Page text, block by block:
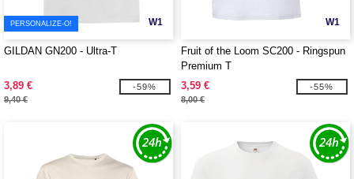
W1
PERSONALIZE-O!
GILDAN GN200 - Ultra-T
3,89 €
9,40 €
-59%
W1
Fruit of the Loom SC200 - Ringspun
Premium T
3,59 €
8,00 €
-55%